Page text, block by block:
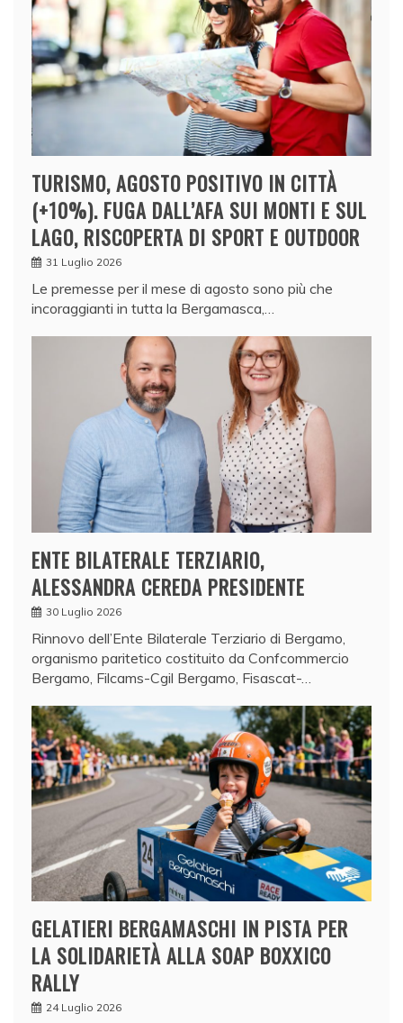
TURISMO, AGOSTO POSITIVO IN CITTÀ
(+10%). FUGA DALL’AFA SUI MONTI E SUL
LAGO, RISCOPERTA DI SPORT E OUTDOOR
31 Luglio 2026
Le premesse per il mese di agosto sono più che
incoraggianti in tutta la Bergamasca,…
ENTE BILATERALE TERZIARIO,
ALESSANDRA CEREDA PRESIDENTE
30 Luglio 2026
Rinnovo dell’Ente Bilaterale Terziario di Bergamo,
organismo paritetico costituito da Confcommercio
Bergamo, Filcams-Cgil Bergamo, Fisascat-…
GELATIERI BERGAMASCHI IN PISTA PER
LA SOLIDARIETÀ ALLA SOAP BOXXICO
RALLY
24 Luglio 2026